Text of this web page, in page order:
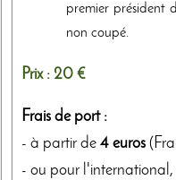
premier président
non coupé.
Prix : 20 €
Frais de port :
- à partir de 4 euros
- ou pour l'international,